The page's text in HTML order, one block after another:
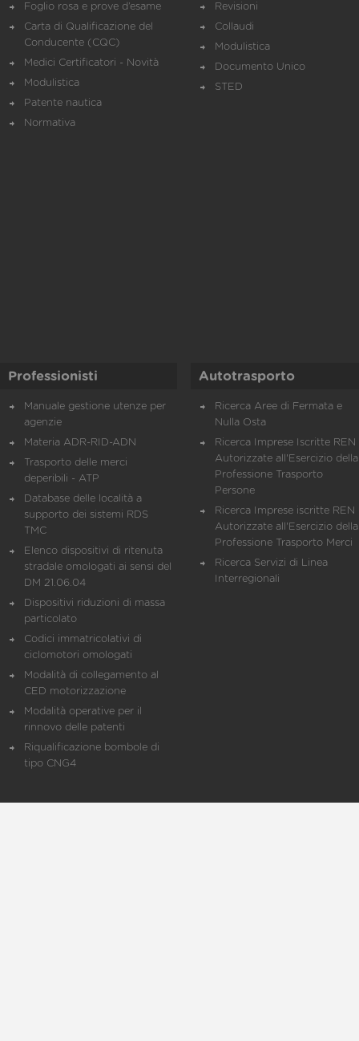
Foglio rosa e prove d’esame
Carta di Qualificazione del
Conducente (CQC)
Medici Certificatori - Novità
Modulistica
Patente nautica
Normativa
Revisioni
Collaudi
Modulistica
Documento Unico
STED
Professionisti
Manuale gestione utenze per
agenzie
Materia ADR-RID-ADN
Trasporto delle merci
deperibili - ATP
Database delle località a
supporto dei sistemi RDS
TMC
Elenco dispositivi di ritenuta
stradale omologati ai sensi del
DM 21.06.04
Dispositivi riduzioni di massa
particolato
Codici immatricolativi di
ciclomotori omologati
Modalità di collegamento al
CED motorizzazione
Modalità operative per il
rinnovo delle patenti
Riqualificazione bombole di
tipo CNG4
Autotrasporto
Ricerca Aree di Fermata e
Nulla Osta
Ricerca Imprese Iscritte REN
Autorizzate all'Esercizio della
Professione Trasporto
Persone
Ricerca Imprese iscritte REN
Autorizzate all'Esercizio della
Professione Trasporto Merci
Ricerca Servizi di Linea
Interregionali